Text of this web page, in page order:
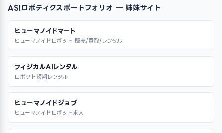
ASIロボティクスポートフォリオ — 姉妹サイト
ヒューマノイドマート
ヒューマノイドロボット 販売/買取/レンタル
フィジカルAIレンタル
ロボット短期レンタル
ヒューマノイドジョブ
ヒューマノイドロボット求人